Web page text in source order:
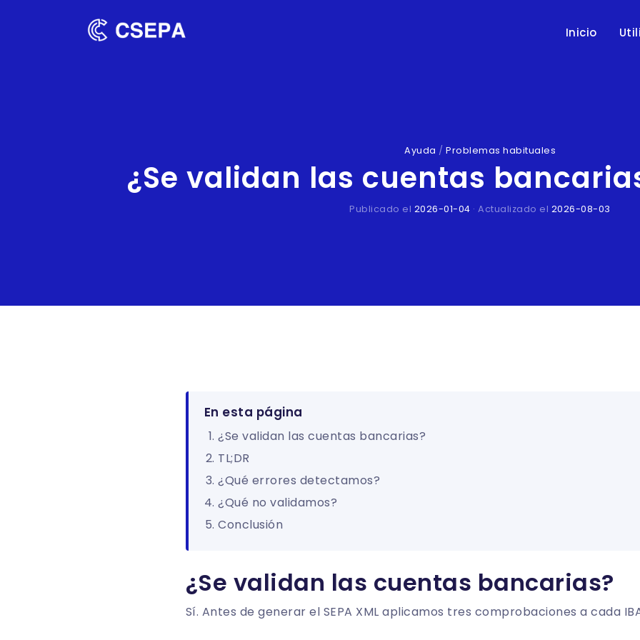
Inicio
Ayuda / Problemas habituales
¿Se validan las cuentas
Publicado el 2026-01-04 · Actualizado el 2026-08-03
En esta página
¿Se validan las cuentas bancarias?
TL;DR
¿Qué errores detectamos?
¿Qué no validamos?
Conclusión
¿Se validan las cuentas bancarias?
Sí. Antes de generar el SEPA XML aplicamos tres comprobaciones a cada